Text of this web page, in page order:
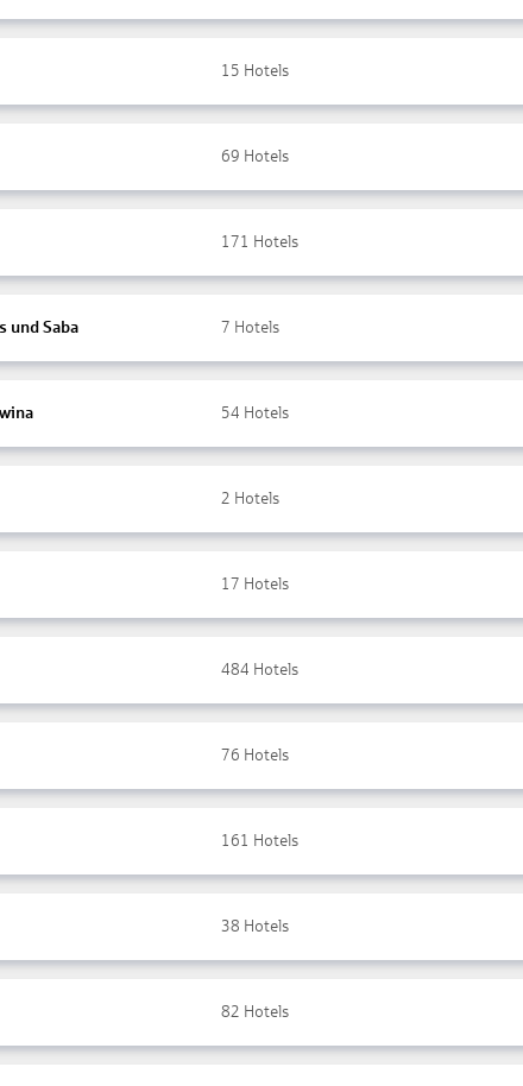
15 Hotels
69 Hotels
171 Hotels
und Saba 7 Hotels
54 Hotels
2 Hotels
17 Hotels
484 Hotels
76 Hotels
161 Hotels
38 Hotels
82 Hotels